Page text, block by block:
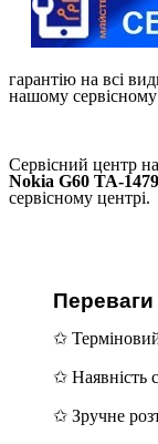
гарантію на всі
нашому сервісному
Сервісний центр
Nokia G60 TA-1479
сервісному центрі.
Переваги
✩
✩ Наявність
✩ Зручне